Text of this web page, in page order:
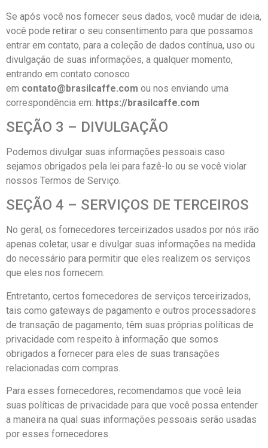
Se após você nos fornecer seus dados, você mudar de ideia,
você pode retirar o seu consentimento para que possamos
entrar em contato, para a coleção de dados contínua, uso ou
divulgação de suas informações, a qualquer momento,
entrando em contato conosco
em contato@brasilcaffe.com ou nos enviando uma
correspondência em: https://brasilcaffe.com
SEÇÃO 3 – DIVULGAÇÃO
Podemos divulgar suas informações pessoais caso
sejamos obrigados pela lei para fazê-lo ou se você violar
nossos Termos de Serviço.
SEÇÃO 4 – SERVIÇOS DE TERCEIROS
No geral, os fornecedores terceirizados usados por nós irão
apenas coletar, usar e divulgar suas informações na medida
do necessário para permitir que eles realizem os serviços
que eles nos fornecem.
Entretanto, certos fornecedores de serviços terceirizados,
tais como gateways de pagamento e outros processadores
de transação de pagamento, têm suas próprias políticas de
privacidade com respeito à informação que somos
obrigados a fornecer para eles de suas transações
relacionadas com compras.
Para esses fornecedores, recomendamos que você leia
suas políticas de privacidade para que você possa entender
a maneira na qual suas informações pessoais serão usadas
por esses fornecedores.